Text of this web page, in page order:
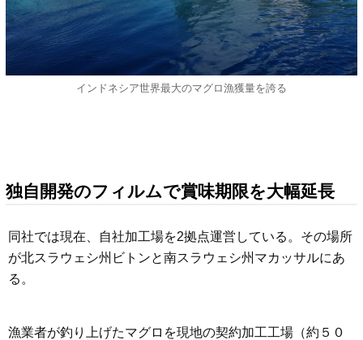
インドネシア世界最大のマグロ漁獲量を誇る
独自開発のフィルムで賞味期限を大幅延長
同社では現在、自社加工場を2拠点運営している。その場所
が北スラウェシ州ビトンと南スラウェシ州マカッサルにあ
る。
漁業者が釣り上げたマグロを現地の契約加工工場（約５０